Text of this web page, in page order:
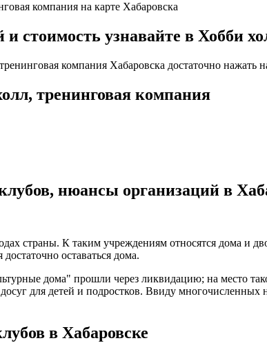
компания на карте Хабаровска
узнавайте в Хобби
компания Хабаровска достаточно нажать
тренинговая компания
нюансы организаций в
страны. К таким учреждениям относятся дома и
оставаться дома.
дома" прошли через ликвидацию; на место
для детей и подростков. Ввиду
в Хабаровске